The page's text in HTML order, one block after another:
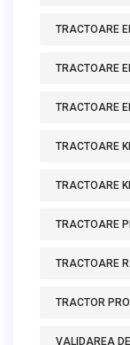
TRACTOARE
TRACTOARE
TRACTOARE
TRACTOARE
TRACTOARE
TRACTOARE
TRACTOARE
TRACTOR
VALIDAREA